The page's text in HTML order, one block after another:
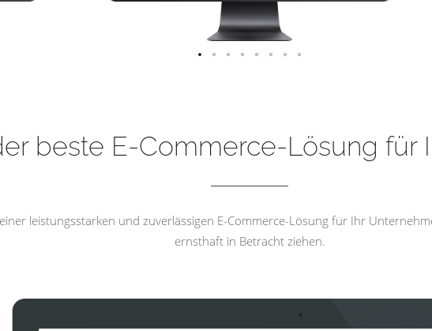
beste E-Commerce-Lösung für
leistungsstarken und zuverlässigen E-Commerce-Lösung für Ihr
ernsthaft in Betracht ziehen.